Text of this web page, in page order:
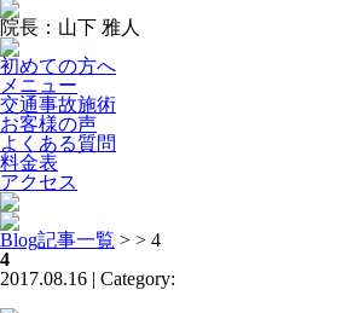
院長：山下 雅人
初めての方へ
メニュー
交通事故施術
お客様の声
よくある質問
料金表
アクセス
Blog記事一覧 > > 4
4
2017.08.16 | Category: